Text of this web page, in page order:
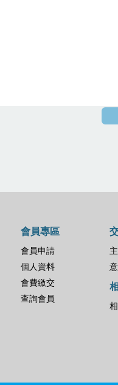
會員專區
會員申請
個人資料
會費繳交
查詢會員